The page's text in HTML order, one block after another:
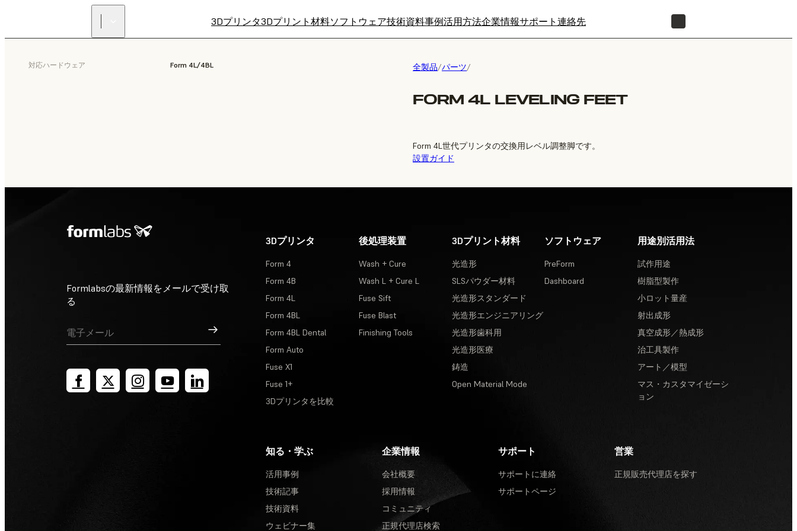
3Dプリンタ3Dプリント材料ソフトウェア技術資料事例活用方法企業情報サポート 連絡先
全製品/パーツ/
FORM 4L LEVELING FEET
対応ハードウェア Form 4L/4BL
Form 4L世代プリンタの交換用レベル調整脚です。
設置ガイド
Formlabsの最新情報をメールで受け取
る
サインアップ
3Dプリンタ
Form 4
Form 4B
Form 4L
Form 4BL
Form 4BL Dental
Form Auto
Fuse X1
Fuse 1+
3Dプリンタを比較
後処理装置
Wash + Cure
Wash L + Cure L
Fuse Sift
Fuse Blast
Finishing Tools
3Dプリント材料
光造形
SLSパウダー材料
光造形スタンダード
光造形エンジニアリング
光造形歯科用
光造形医療
鋳造
Open Material Mode
ソフトウェア
PreForm
Dashboard
用途別活用法
試作用途
樹脂型製作
小ロット量産
射出成形
真空成形／熱成形
治工具製作
アート／模型
マス・カスタマイゼーシ
ョン
知る・学ぶ
活用事例
技術記事
技術資料
ウェビナー集
企業情報
会社概要
採用情報
コミュニティ
正規代理店検索
サポート
サポートに連絡
サポートページ
営業
正規販売代理店を探す